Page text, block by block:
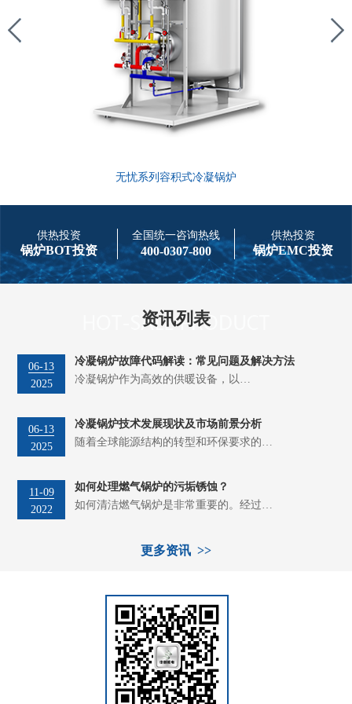
无忧系列容积式冷凝锅炉
供热投资
锅炉BOT投资
全国统一咨询热线
400-0307-800
供热投资
锅炉EMC投资
资讯列表
06-13
2025
冷凝锅炉故障代码解读：常见问题及解决方法
冷凝锅炉作为高效的供暖设备，以…
06-13
2025
冷凝锅炉技术发展现状及市场前景分析
随着全球能源结构的转型和环保要求的…
11-09
2022
如何处理燃气锅炉的污垢锈蚀？
如何清洁燃气锅炉是非常重要的。经过…
更多资讯 >>